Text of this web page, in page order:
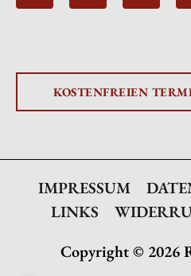
KOSTENFREIEN
Copyright © 2026
IMPRESSUM
LINKS